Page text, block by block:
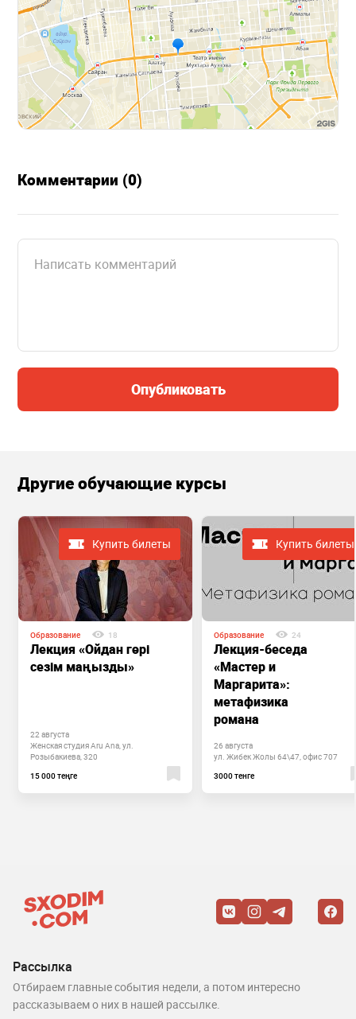
Комментарии (0)
Опубликовать
Другие обучающие курсы
Купить билеты
Образование 18
Лекция «Ойдан гөрі
сезім маңызды»
22 августа
Женская студия Aru Ana, ул.
Розыбакиева, 320
15 000 теңге
Купить билеты
Образование 24
Лекция-беседа
«Мастер и
Маргарита»:
метафизика
романа
26 августа
ул. Жибек Жолы 64\47, офис 707
3000 тенге
Рассылка
Отбираем главные события недели, а потом интересно
рассказываем о них в нашей рассылке.